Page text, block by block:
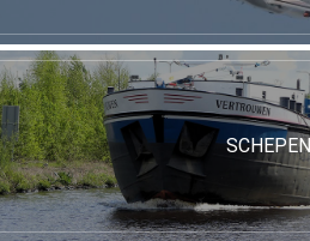
SCHEPEN